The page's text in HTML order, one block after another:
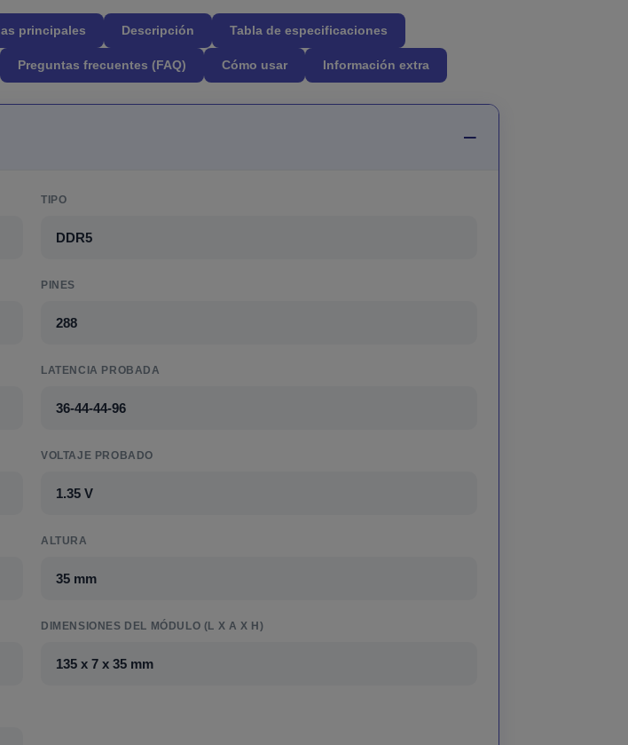
principales Descripción Tabla de especificaciones
Preguntas frecuentes (FAQ) Cómo usar Información extra
TIPO
DDR5
PINES
288
LATENCIA PROBADA
36-44-44-96
VOLTAJE PROBADO
1.35 V
ALTURA
35 mm
DIMENSIONES DEL MÓDULO (L X A X H)
135 x 7 x 35 mm